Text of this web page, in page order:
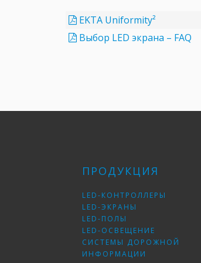
EKTA Uniformity²
Выбор LED экрана – FAQ
ПРОДУКЦИЯ
LED-КОНТРОЛЛЕРЫ
LED-ЭКРАНЫ
LED-ПОЛЫ
LED-ОСВЕЩЕНИЕ
СИСТЕМЫ ДОРОЖНОЙ
ИНФОРМАЦИИ